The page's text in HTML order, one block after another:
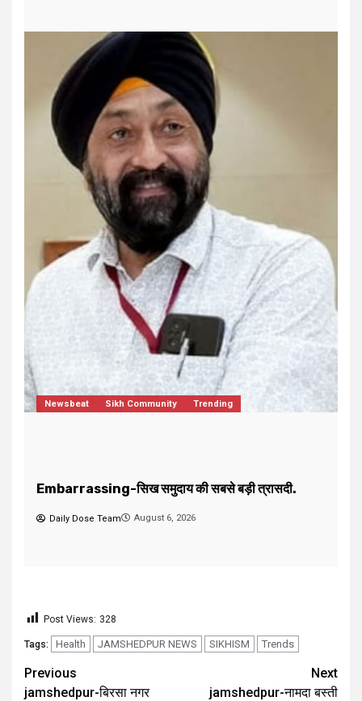
Jharkhand/Bihar Trending
Post Views: 328
Tags: Health JAMSHEDPUR NEWS SIKHISM Trends
Previous
jamshedpur-बिरसा नगर
Next
jamshedpur-नामदा बस्ती